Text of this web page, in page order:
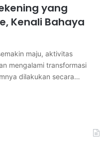
yang
Kenali Bahaya
maju, aktivitas
mengalami transformasi
dilakukan secara…